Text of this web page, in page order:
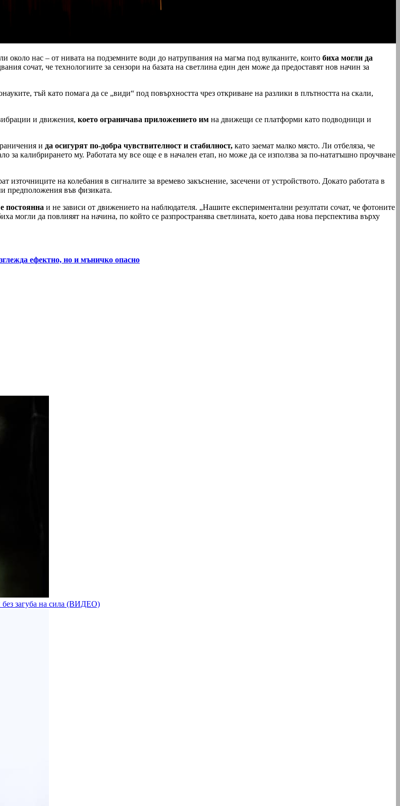
нас – от нивата на подземните води до натрупвания на магма под вулканите, които биха могли да
сочат, че технологиите за сензори на базата на светлина един ден може да предоставят нов начин за
тъй като помага да се „види“ под повърхността чрез откриване на разлики в плътността на скали,
и движения, което ограничава приложението им на движещи се платформи като подводници и
и да осигурят по-добра чувствителност и стабилност, като заемат малко място. Ли отбеляза, че
за калибрирането му. Работата му все още е в начален етап, но може да се използва за по-нататъшно проучване
на колебания в сигналите за времево закъснение, засечени от устройството. Докато работата в
предположения във физиката.
постоянна и не зависи от движението на наблюдателя. „Нашите експериментални резултати сочат, че фотоните
могли да повлияят на начина, по който се разпространява светлината, което дава нова перспектива върху
ефектно, но и мъничко опасно
без загуба на сила (ВИДЕО)